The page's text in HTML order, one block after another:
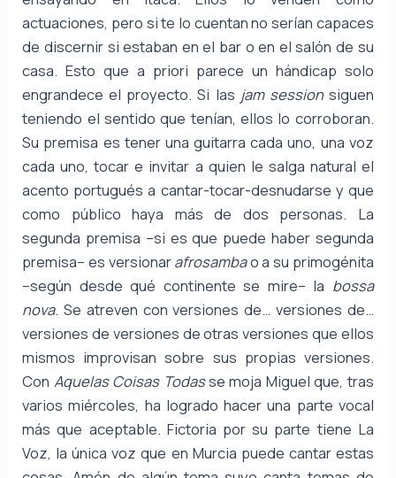
actuaciones, pero si te lo cuentan no serían capaces
de discernir si estaban en el bar o en el salón de su
casa. Esto que a priori parece un hándicap solo
engrandece el proyecto. Si las jam sessionsiguen
teniendo el sentido que tenían, ellos lo corroboran.
Su premisa es tener una guitarra cada uno, una voz
cada uno, tocar e invitar a quien le salga natural el
acento portugués a cantar-tocar-desnudarse y que
como público haya más de dos personas. La
segunda premisa –si es que puede haber segunda
premisa– es versionarafrosambao a su primogénita
–según desde qué continente se mire– la bossa
nova. Se atreven con versiones de… versiones de…
versiones de versiones de otras versiones que ellos
mismos improvisan sobre sus propias versiones.
Con Aquelas Coisas Todasse moja Miguel que, tras
varios miércoles, ha logrado hacer una parte vocal
más que aceptable. Fictoria por su parte tiene La
Voz, la única voz que en Murcia puede cantar estas